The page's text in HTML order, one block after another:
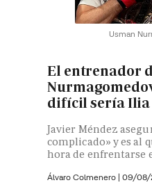
Usman
El entrenador
difícil sería Ilia
Javier Méndez
complicado» y es al
hora de enfrentarse
Álvaro Colmenero | 09/08/